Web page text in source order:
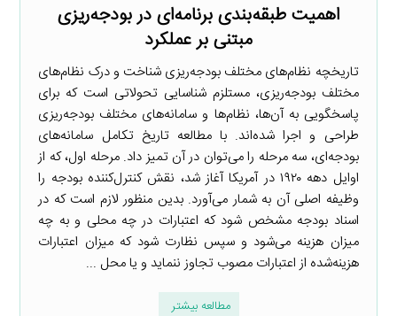
اهمیت طبقه‌بندی برنامه‌ای در بودجه‌ریزی
مبتنی بر عملکرد
تاریخچه نظام‌های مختلف بودجه‌ریزی شناخت و درک نظام‌های
مختلف بودجه‌ریزی، مستلزم شناسایی تحولاتی است که برای
پاسخگویی به آن‌ها، نظام‌ها و سامانه‌های مختلف بودجه‌ریزی
طراحی و اجرا شده‌اند. با مطالعه تاریخ تکامل سامانه‌های
بودجه‌ای، سه مرحله را می‌توان در آن تمیز داد. مرحله اول، که از
اوایل دهه ۱۹۲۰ در آمریکا آغاز شد، نقش کنترل‌کننده بودجه را
وظیفه اصلی آن به شمار می‌آورد. بدین منظور لازم است که در
اسناد بودجه مشخص شود که اعتبارات در چه محلی و به چه
میزان هزینه می‌شود و سپس نظارت شود که میزان اعتبارات
هزینه‌شده از اعتبارات مصوب تجاوز ننماید و یا محل ...
مطالعه بیشتر